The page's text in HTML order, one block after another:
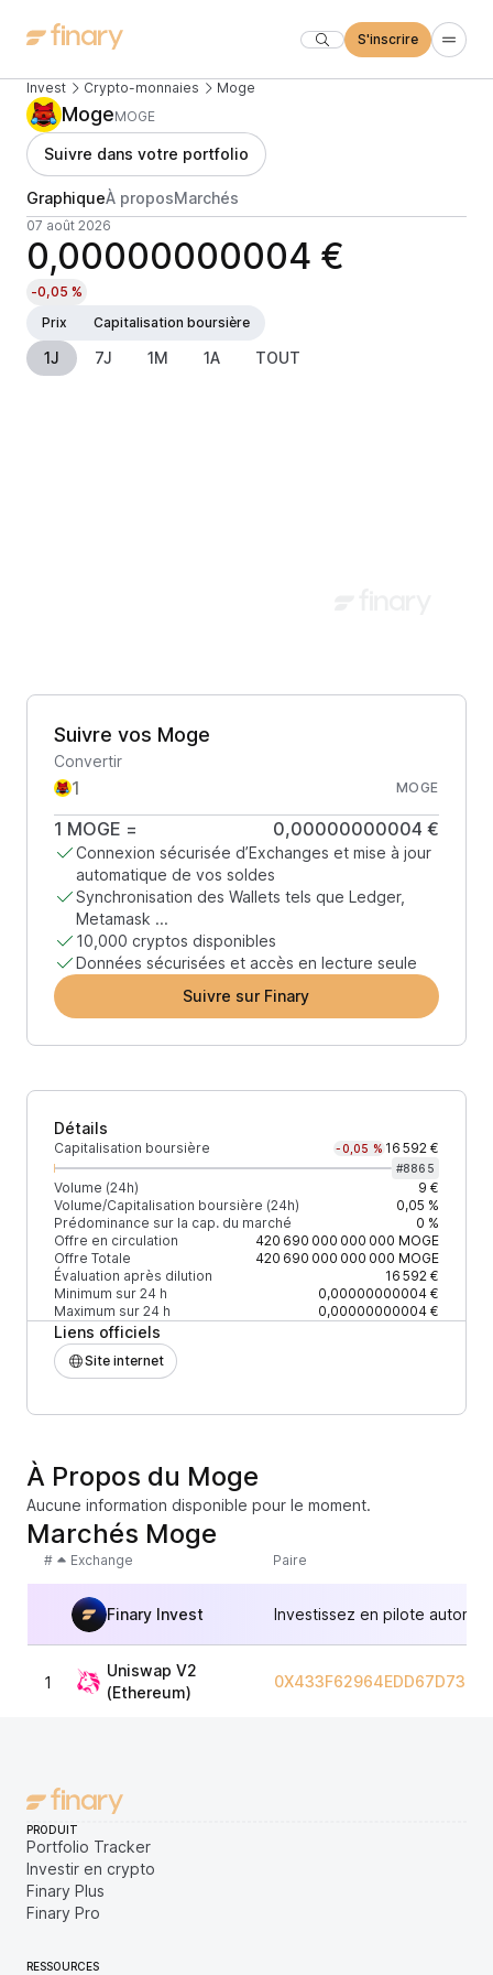
S'inscrire
Invest Crypto-monnaies Moge
MogeMOGE
Suivre dans votre portfolio
GraphiqueÀ proposMarchés
07 août 2026
0,00000000004 €
-0,05 %
Prix
Capitalisation boursière
1J 7J 1M 1A TOUT
Suivre vos Moge
Convertir
MOGE
1 MOGE = 0,00000000004 €
Connexion sécurisée d’Exchanges et mise à jour
automatique de vos soldes
Synchronisation des Wallets tels que Ledger,
Metamask ...
10,000 cryptos disponibles
Données sécurisées et accès en lecture seule
Suivre sur Finary
Détails
Capitalisation boursière -0,05 % 16 592 €
#8865
Volume (24h)
9 €
Volume/Capitalisation boursière (24h)
0,05 %
Prédominance sur la cap. du marché
0 %
Offre en circulation
420 690 000 000 000 MOGE
Offre Totale
420 690 000 000 000 MOGE
Évaluation après dilution
16 592 €
Minimum sur 24 h
0,00000000004 €
Maximum sur 24 h
0,00000000004 €
Liens officiels
Site internet
À Propos du Moge
Aucune information disponible pour le moment.
Marchés Moge
# Exchange Paire
Finary Invest Investissez en pilote
1
Uniswap V2
(Ethereum)
PRODUIT
Portfolio Tracker
Investir en crypto
Finary Plus
Finary Pro
RESSOURCES